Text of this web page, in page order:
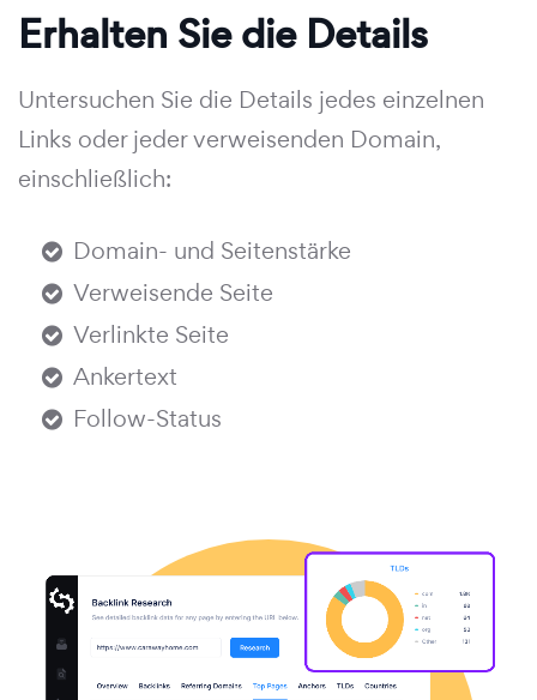
Erhalten Sie die Details
Untersuchen Sie die Details jedes einzelnen
Links oder jeder verweisenden Domain,
einschließlich:
Domain- und Seitenstärke
Verweisende Seite
Verlinkte Seite
Ankertext
Follow-Status